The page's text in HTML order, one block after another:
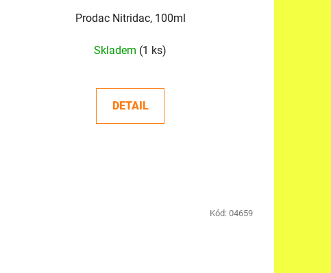
Prodac Nitridac, 100ml
Skladem (1 ks)
DETAIL
Kód: 04659